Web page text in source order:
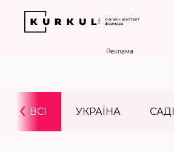
Реклама
ВСІ УКРАЇНА
‹